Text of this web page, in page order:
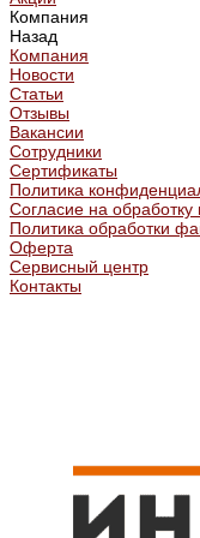
Компания
Назад
Компания
Новости
Статьи
Отзывы
Вакансии
Сотрудники
Сертификаты
Политика
Согласие на
Политика обработки
Оферта
Сервисный центр
Контакты